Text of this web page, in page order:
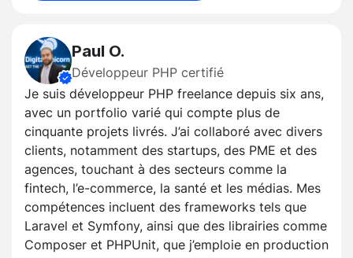
Paul O.
Développeur PHP certifié
Je suis développeur PHP freelance depuis six ans,
avec un portfolio varié qui compte plus de
cinquante projets livrés. J’ai collaboré avec divers
clients, notamment des startups, des PME et des
agences, touchant à des secteurs comme la
fintech, l’e-commerce, la santé et les médias. Mes
compétences incluent des frameworks tels que
Laravel et Symfony, ainsi que des librairies comme
Composer et PHPUnit, que j’emploie en production